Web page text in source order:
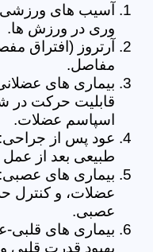
آسیب های
وری در ورزش ها.
آرتروز (افتراق
مفاصل.
بیماری های
قابلیت حرکت در
اسپاسم عضلات.
عود پس از
طبیعی بعد از
بیماری های
عضلات، و کنترل
عصبی.
بیماری های
بهبود قدرت قلبی